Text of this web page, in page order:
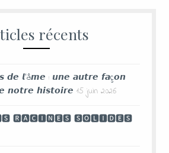
récents
𝙙𝙚 𝙡’â𝙢𝙚 : 𝙪𝙣𝙚 𝙖𝙪𝙩𝙧𝙚 𝙛𝙖ç𝙤𝙣
𝙝𝙞𝙨𝙩𝙤𝙞𝙧𝙚 15 juin 2026
🆁🅰🅲🅸🅽🅴🆂 🆂🅾🅻🅸🅳🅴🆂